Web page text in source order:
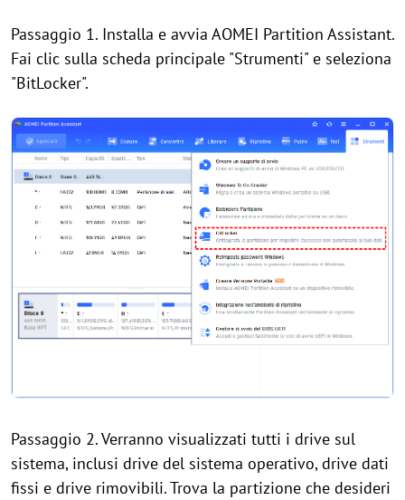
Passaggio 1. Installa e avvia AOMEI Partition Assistant.
Fai clic sulla scheda principale "Strumenti" e seleziona
"BitLocker".
Passaggio 2. Verranno visualizzati tutti i drive sul
sistema, inclusi drive del sistema operativo, drive dati
fissi e drive rimovibili. Trova la partizione che desideri